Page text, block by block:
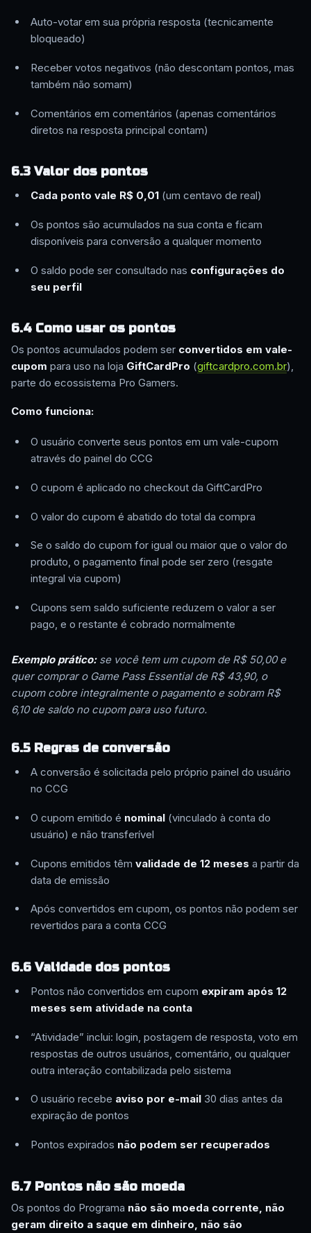
Auto-votar em sua própria resposta (tecnicamente
bloqueado)
Receber votos negativos (não descontam pontos, mas
também não somam)
Comentários em comentários (apenas comentários
diretos na resposta principal contam)
6.3 Valor dos pontos
Cada ponto vale R$ 0,01(um centavo de real)
Os pontos são acumulados na sua conta e ficam
disponíveis para conversão a qualquer momento
O saldo pode ser consultado nas configurações do
seu perfil
6.4 Como usar os pontos
Os pontos acumulados podem ser convertidos em vale-
cupom para uso na loja GiftCardPro (giftcardpro.com.br),
parte do ecossistema Pro Gamers.
Como funciona:
O usuário converte seus pontos em um vale-cupom
através do painel do CCG
O cupom é aplicado no checkout da GiftCardPro
O valor do cupom é abatido do total da compra
Se o saldo do cupom for igual ou maior que o valor do
produto, o pagamento final pode ser zero (resgate
integral via cupom)
Cupons sem saldo suficiente reduzem o valor a ser
pago, e o restante é cobrado normalmente
Exemplo prático:se você tem um cupom de R$ 50,00 e
quer comprar o Game Pass Essential de R$ 43,90, o
cupom cobre integralmente o pagamento e sobram R$
6,10 de saldo no cupom para uso futuro.
6.5 Regras de conversão
A conversão é solicitada pelo próprio painel do usuário
no CCG
O cupom emitido é nominal(vinculado à conta do
usuário) e não transferível
Cupons emitidos têm validade de 12 meses a partir da
data de emissão
Após convertidos em cupom, os pontos não podem ser
revertidos para a conta CCG
6.6 Validade dos pontos
Pontos não convertidos em cupom expiram após 12
meses sem atividade na conta
“Atividade” inclui: login, postagem de resposta, voto em
respostas de outros usuários, comentário, ou qualquer
outra interação contabilizada pelo sistema
O usuário recebe aviso por e-mail30 dias antes da
expiração de pontos
Pontos expirados não podem ser recuperados
6.7 Pontos não são moeda
Os pontos do Programa não são moeda corrente, não
geram direito a saque em dinheiro, não são